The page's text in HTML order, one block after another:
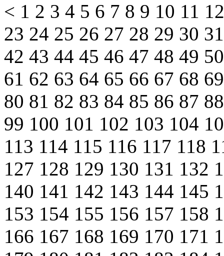
< 1 2 3 4 5 6 7 8 9 10 11
23 24 25 26 27 28 29 30
42 43 44 45 46 47 48 49
61 62 63 64 65 66 67 68
80 81 82 83 84 85 86 87
99 100 101 102 103 104
113 114 115 116 117 118
127 128 129 130 131 132
140 141 142 143 144 145
153 154 155 156 157 158
166 167 168 169 170 171